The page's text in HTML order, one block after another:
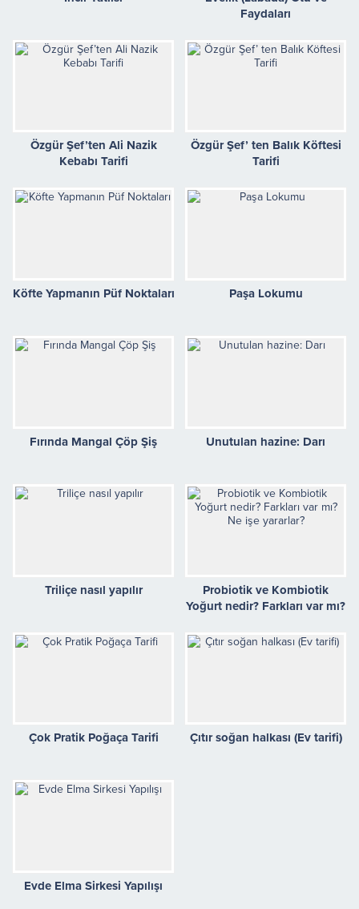
Faydaları
Özgür Şef’ten Ali Nazik
Kebabı Tarifi
Özgür Şef’ ten Balık Köftesi
Tarifi
Köfte Yapmanın Püf Noktaları Paşa Lokumu
Fırında Mangal Çöp Şiş Unutulan hazine: Darı
Triliçe nasıl yapılır
Probiotik ve Kombiotik
Yoğurt nedir? Farkları var mı?
Çok Pratik Poğaça Tarifi Çıtır soğan halkası (Ev tarifi)
Evde Elma Sirkesi Yapılışı